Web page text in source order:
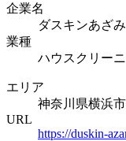
企業名
ダスキンあざ
業種
ハウスクリー
エリア
神奈川県横浜市
URL
https://duskin-